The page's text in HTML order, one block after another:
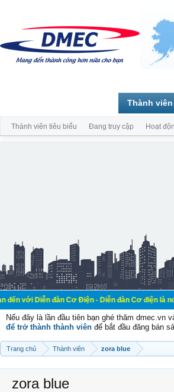
đàn Cơ Điện - Diễn đàn Cơ điện là nơi chia
Nếu đây là lần đầu tiên bạn ghé thăm dmec.vn
để trở thành thành viên để bắt đầu đăng bán
Trang chủ Thành viên zora blue
zora blue
Thành viên
Thành viên tiêu biểu Đang truy cập Hoạt